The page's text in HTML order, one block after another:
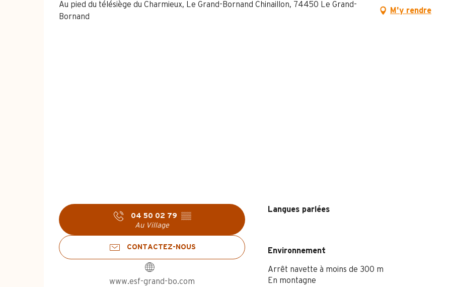
Au pied du télésiège du Charmieux, Le Grand-Bornand Chinaillon, 74450 Le Grand-
Bornand
M'y rendre
04 50 02 79 ▒▒
Au Village
CONTACTEZ-NOUS
www.esf-grand-bo.com
Langues parlées
Langues parlées
Environnement
Environnement
Arrêt navette à moins de 300 m
En montagne